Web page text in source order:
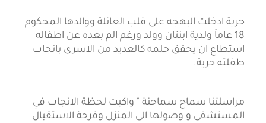
حرية ادخلت البهجه على قلب العائلة ووالدها المحكوم
18 عاماً ولدية ابنتان وولد ورغم الم بعده عن اطفاله
استطاع ان يحقق حلمه كالعديد من الاسرى بانجاب
طفلته حرية.
مراسلتنا سماح سماحنة " واكبت لحظة الانجاب في
المستشفى و وصولها الى المنزل وفرحة الاستقبال